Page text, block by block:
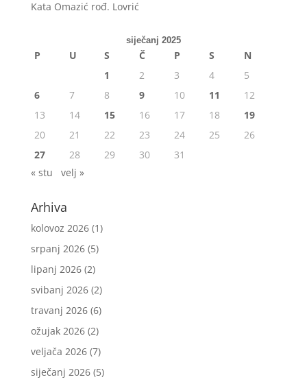
Kata Omazić rođ. Lovrić
siječanj 2025
P U S Č P S
N
1
2 3 4
5
6
7 8 9 10 11
12
13
14 15 16 17 18
19
20
21 22 23 24 25
26
27
28 29 30
31
« stu
velj »
Arhiva
kolovoz 2026(1)
srpanj 2026(5)
lipanj 2026(2)
svibanj 2026(2)
travanj 2026(6)
ožujak 2026(2)
veljača 2026(7)
siječanj 2026(5)